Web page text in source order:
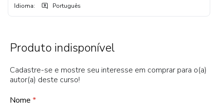
Idioma: Português
Produto indisponível
Cadastre-se e mostre seu interesse em comprar para o(a)
autor(a) deste curso!
Nome *